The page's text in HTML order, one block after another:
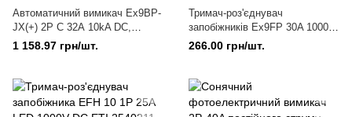
Автоматичний вимикач Ex9BP-
JX(+) 2Р С 32А 10kA DC,
NOARK (110089) постійного
1 158.97 грн/шт.
Тримач-роз'єднувач
запобіжників Ex9FP 30A 1000V
DC 1 полюс DC-20B з
індикатором NOARK 101766
266.00 грн/шт.